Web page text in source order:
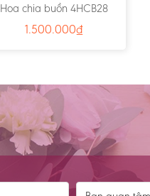
Hoa chia buồn 4HCB28
1.500.000₫